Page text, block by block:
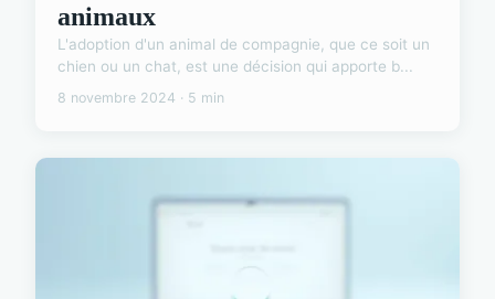
animaux
L'adoption d'un animal de compagnie, que ce soit un
chien ou un chat, est une décision qui apporte b...
8 novembre 2024 · 5 min